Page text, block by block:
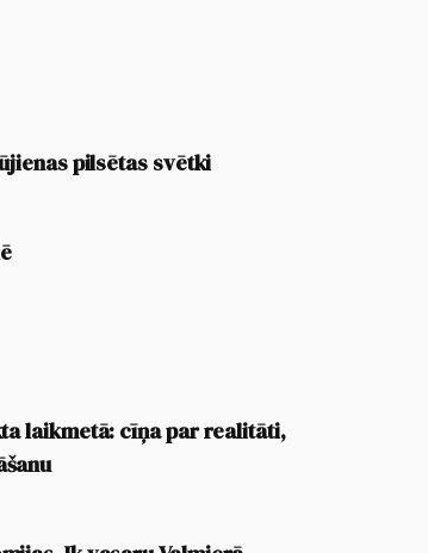
pilsētas svētki
laikmetā: cīņa par realitāti,